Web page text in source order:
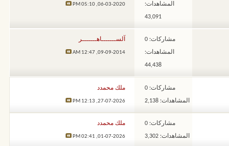
المشاهدات:
43,091
06-03-2020,
05:10 PM
مشاركات: 0
المشاهدات:
44,438
آلســـــــاهـــــــر
09-09-2014,
12:47 AM
مشاركات: 0
المشاهدات: 2,138
ملك محمدد
27-07-2026,
12:13 PM
مشاركات: 0
المشاهدات: 3,302
ملك محمدد
01-07-2026,
02:41 PM